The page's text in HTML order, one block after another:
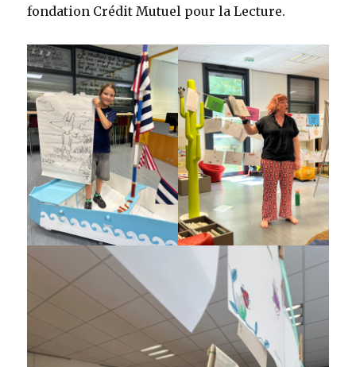
fondation Crédit Mutuel pour la Lecture.